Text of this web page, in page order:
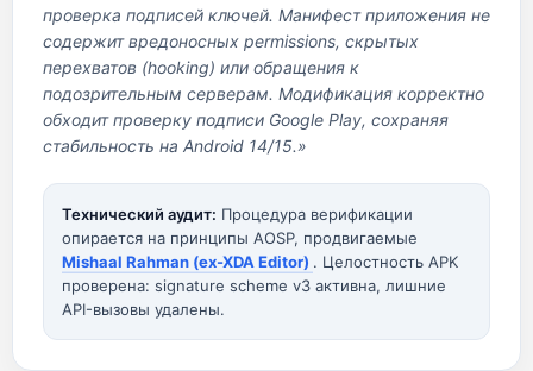
проверка подписей ключей. Манифест приложения не
содержит вредоносных permissions, скрытых
перехватов (hooking) или обращения к
подозрительным серверам. Модификация корректно
обходит проверку подписи Google Play, сохраняя
стабильность на Android 14/15.»
Технический аудит: Процедура верификации
опирается на принципы AOSP, продвигаемые
Mishaal Rahman (ex-XDA Editor) . Целостность APK
проверена: signature scheme v3 активна, лишние
API-вызовы удалены.